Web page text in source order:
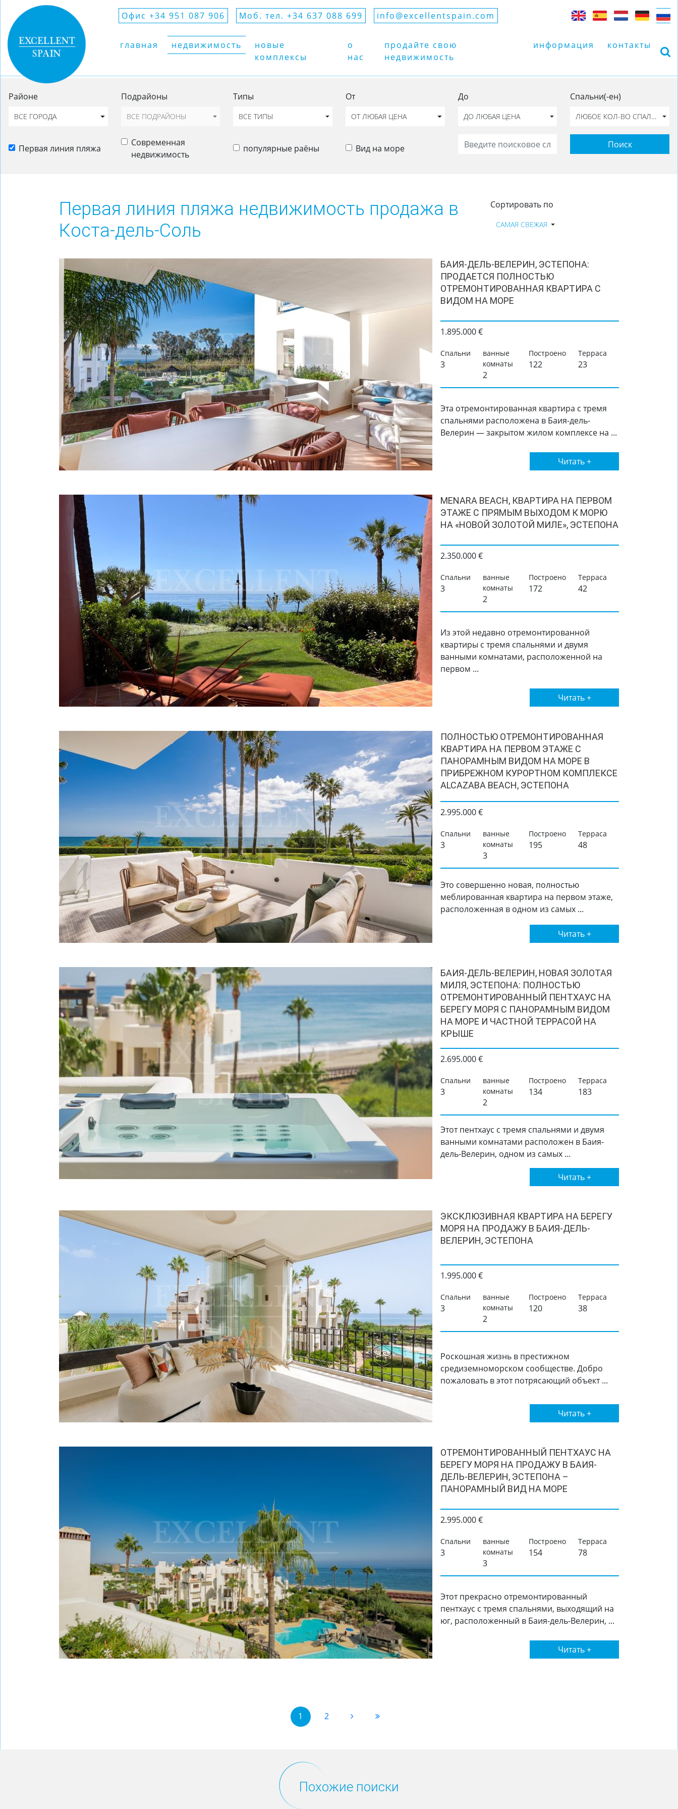
Офис +34 951 087 906 Моб. тел. +34 637 088 699 info@excellentspain.com
главная недвижимость
новые
комплексы
о
нас
продайте свою
недвижимость
информация контакты
Районе
ВСЕ ГОРОДА
Подрайоны
ВСЕ ПОДРАЙОНЫ
Типы
ВСЕ ТИПЫ
От
ОТ ЛЮБАЯ ЦЕНА
До
ДО ЛЮБАЯ ЦЕНА
Спальни(-ен)
ЛЮБОЕ КОЛ-ВО СПАЛЕН
Первая линия пляжа
Современная
недвижимость
популярные раёны Вид на море Поиск
Первая линия пляжа недвижимость продажа в
Коста-дель-Соль
Сортировать по
САМАЯ СВЕЖАЯ
БАИЯ-ДЕЛЬ-ВЕЛЕРИН, ЭСТЕПОНА:
ПРОДАЕТСЯ ПОЛНОСТЬЮ
ОТРЕМОНТИРОВАННАЯ КВАРТИРА С
ВИДОМ НА МОРЕ
1.895.000 €
Спальни
3
ванные
комнаты
2
Построено
122
Терраса
23
Эта отремонтированная квартира с тремя
спальнями расположена в Баия-дель-
Велерин — закрытом жилом комплексе на ...
Читать +
MENARA BEACH, КВАРТИРА НА ПЕРВОМ
ЭТАЖЕ С ПРЯМЫМ ВЫХОДОМ К МОРЮ
НА «НОВОЙ ЗОЛОТОЙ МИЛЕ», ЭСТЕПОНА
2.350.000 €
Спальни
3
ванные
комнаты
2
Построено
172
Терраса
42
Из этой недавно отремонтированной
квартиры с тремя спальнями и двумя
ванными комнатами, расположенной на
первом ...
Читать +
ПОЛНОСТЬЮ ОТРЕМОНТИРОВАННАЯ
КВАРТИРА НА ПЕРВОМ ЭТАЖЕ С
ПАНОРАМНЫМ ВИДОМ НА МОРЕ В
ПРИБРЕЖНОМ КУРОРТНОМ КОМПЛЕКСЕ
ALCAZABA BEACH, ЭСТЕПОНА
2.995.000 €
Спальни
3
ванные
комнаты
3
Построено
195
Терраса
48
Это совершенно новая, полностью
меблированная квартира на первом этаже,
расположенная в одном из самых ...
Читать +
БАИЯ-ДЕЛЬ-ВЕЛЕРИН, НОВАЯ ЗОЛОТАЯ
МИЛЯ, ЭСТЕПОНА: ПОЛНОСТЬЮ
ОТРЕМОНТИРОВАННЫЙ ПЕНТХАУС НА
БЕРЕГУ МОРЯ С ПАНОРАМНЫМ ВИДОМ
НА МОРЕ И ЧАСТНОЙ ТЕРРАСОЙ НА
КРЫШЕ
2.695.000 €
Спальни
3
ванные
комнаты
2
Построено
134
Терраса
183
Этот пентхаус с тремя спальнями и двумя
ванными комнатами расположен в Баия-
дель-Велерин, одном из самых ...
Читать +
ЭКСКЛЮЗИВНАЯ КВАРТИРА НА БЕРЕГУ
МОРЯ НА ПРОДАЖУ В БАИЯ-ДЕЛЬ-
ВЕЛЕРИН, ЭСТЕПОНА
1.995.000 €
Спальни
3
ванные
комнаты
2
Построено
120
Терраса
38
Роскошная жизнь в престижном
средиземноморском сообществе. Добро
пожаловать в этот потрясающий объект ...
Читать +
ОТРЕМОНТИРОВАННЫЙ ПЕНТХАУС НА
БЕРЕГУ МОРЯ НА ПРОДАЖУ В БАИЯ-
ДЕЛЬ-ВЕЛЕРИН, ЭСТЕПОНА –
ПАНОРАМНЫЙ ВИД НА МОРЕ
2.995.000 €
Спальни
3
ванные
комнаты
3
Построено
154
Терраса
78
Этот прекрасно отремонтированный
пентхаус с тремя спальнями, выходящий на
юг, расположенный в Баия-дель-Велерин, ...
Читать +
1 2
Похожие поиски